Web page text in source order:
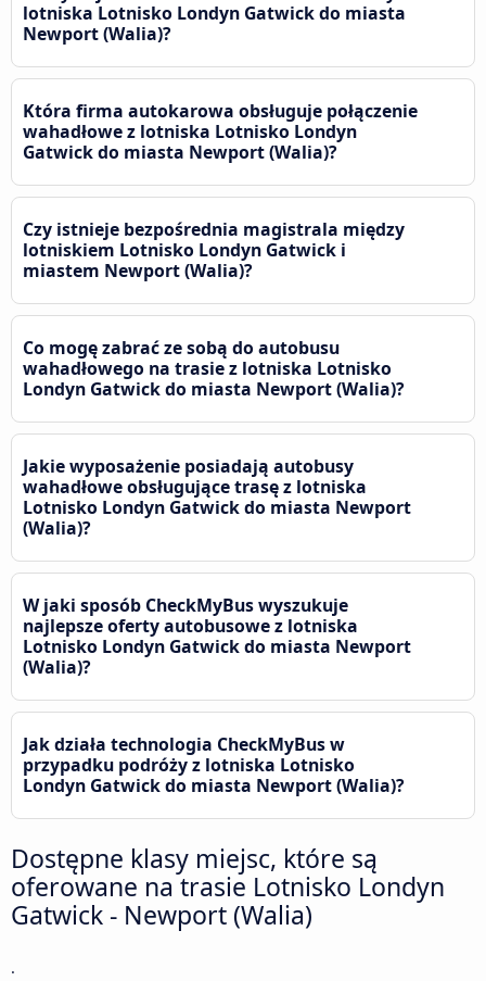
lotniska Lotnisko Londyn Gatwick do miasta
Newport (Walia)?
Która firma autokarowa obsługuje połączenie
wahadłowe z lotniska Lotnisko Londyn
Gatwick do miasta Newport (Walia)?
Czy istnieje bezpośrednia magistrala między
lotniskiem Lotnisko Londyn Gatwick i
miastem Newport (Walia)?
Co mogę zabrać ze sobą do autobusu
wahadłowego na trasie z lotniska Lotnisko
Londyn Gatwick do miasta Newport (Walia)?
Jakie wyposażenie posiadają autobusy
wahadłowe obsługujące trasę z lotniska
Lotnisko Londyn Gatwick do miasta Newport
(Walia)?
W jaki sposób CheckMyBus wyszukuje
najlepsze oferty autobusowe z lotniska
Lotnisko Londyn Gatwick do miasta Newport
(Walia)?
Jak działa technologia CheckMyBus w
przypadku podróży z lotniska Lotnisko
Londyn Gatwick do miasta Newport (Walia)?
Dostępne klasy miejsc, które są
oferowane na trasie Lotnisko Londyn
Gatwick - Newport (Walia)
.